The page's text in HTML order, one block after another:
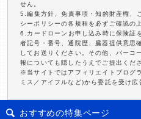
せん。
5.編集方針、免責事項・知的財産権、
シーポリシーの各規程を必ずご確認の
6.カードローンお申し込み時に保険証
者記号・番号、通院歴、臓器提供意思
してお送りください。その他、バーコ
報についても隠したうえでご提出くだ
※当サイトではアフィリエイトプログ
ミス／アイフルなど)から委託を受け広
おすすめの特集ページ